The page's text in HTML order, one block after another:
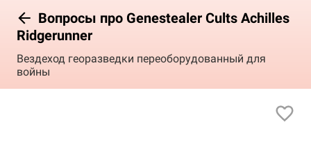
Вопросы про Genestealer Cults Achilles
Ridgerunner
Вездеход георазведки переоборудованный для
войны